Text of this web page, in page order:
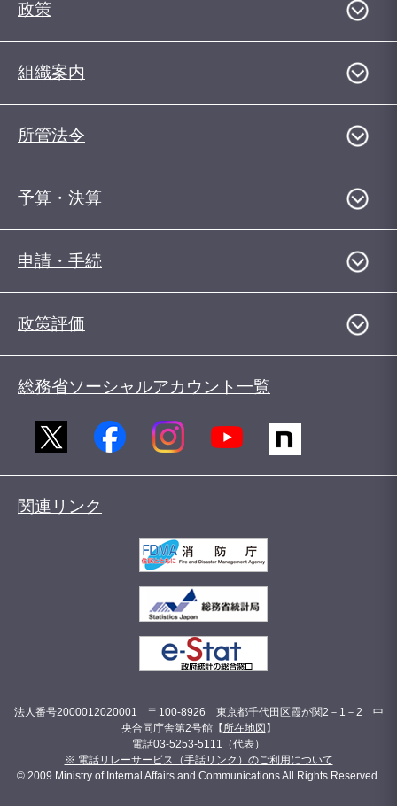
政策
組織案内
所管法令
予算・決算
申請・手続
政策評価
総務省ソーシャルアカウント一覧
関連リンク
法人番号2000012020001 〒100-8926 東京都千代田区霞が関2－1－2 中
央合同庁舎第2号館【 所在地図 】
電話03-5253-5111（代表）
※ 電話リレーサービス（手話リンク）のご利用について
© 2009 Ministry of Internal Affairs and Communications All Rights Reserved.